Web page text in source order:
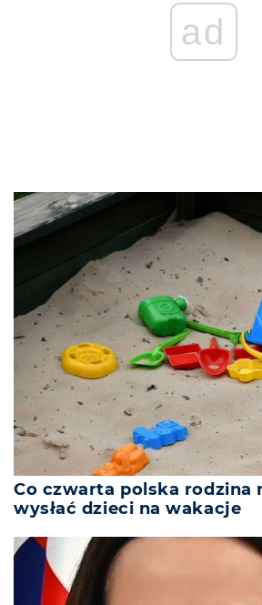
Co czwarta polska rodzina
wysłać dzieci na wakacje